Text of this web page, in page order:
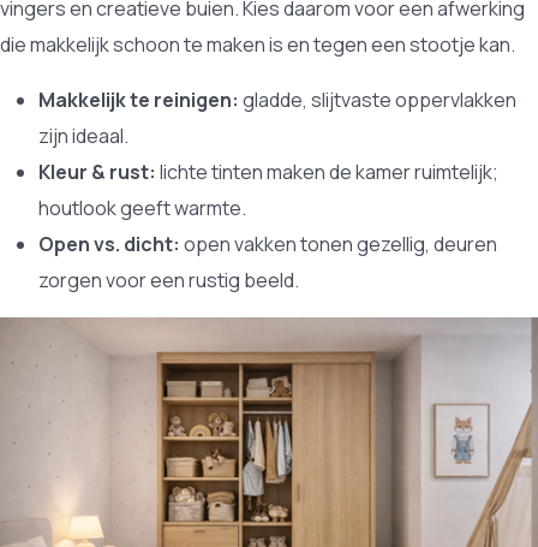
vingers en creatieve buien. Kies daarom voor een afwerking
die makkelijk schoon te maken is en tegen een stootje kan.
Makkelijk te reinigen: gladde, slijtvaste oppervlakken
zijn ideaal.
Kleur & rust: lichte tinten maken de kamer ruimtelijk;
houtlook geeft warmte.
Open vs. dicht: open vakken tonen gezellig, deuren
zorgen voor een rustig beeld.